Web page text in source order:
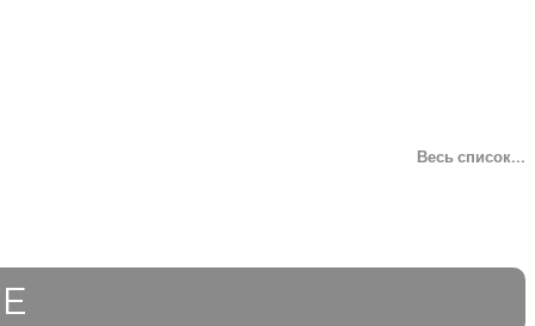
Весь список...